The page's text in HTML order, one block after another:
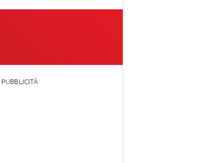
PUBBLICITÀ